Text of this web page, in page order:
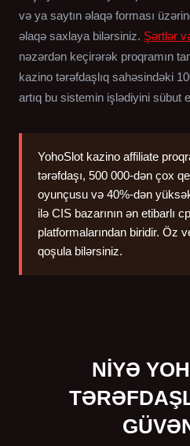
və ya saytın əlaqə forması
əlaqə saxlaya bilərsiniz. Şərtlər
nəzərdən keçirərək proqramın
kazino tərəfdaşlıq sahəsindəki
artıq bu sistemin işlədiyini sübut
YohoSlot kazino affiliate
tərəfdaşı, 500 000-dən çox
oyunçusu və 40%-dən
ilə CIS bazarının ən etibarlı
platformalarından biridir. Öz
qoşula bilərsiniz.
NIYƏ